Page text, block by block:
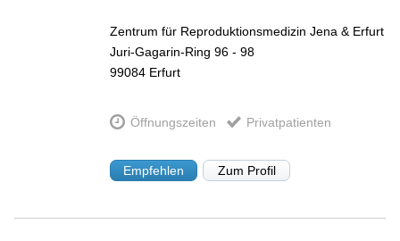
Zentrum für Reproduktionsmedizin Jena & Erfurt
Juri-Gagarin-Ring 96 - 98
99084 Erfurt
Öffnungszeiten Privatpatienten
Empfehlen Zum Profil